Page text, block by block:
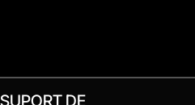
DE